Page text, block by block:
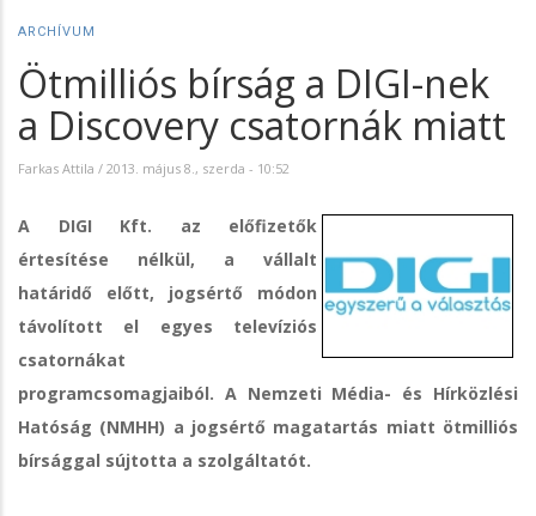
ARCHÍVUM
Ötmilliós bírság a DIGI-nek
a Discovery csatornák miatt
Farkas Attila / 2013. május 8., szerda - 10:52
A DIGI Kft. az előfizetők
értesítése nélkül, a vállalt
határidő előtt, jogsértő módon
távolított el egyes televíziós
csatornákat
programcsomagjaiból. A Nemzeti Média- és Hírközlési
Hatóság (NMHH) a jogsértő magatartás miatt ötmilliós
bírsággal sújtotta a szolgáltatót.